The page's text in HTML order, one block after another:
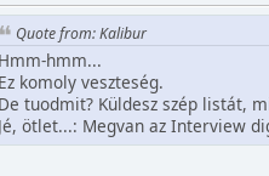
Quote from: Kalibur
Hmm-hmm...
Ez komoly veszteség.
De tuodmit? Küldesz szép listát,
Jé, ötlet...: Megvan az Interview